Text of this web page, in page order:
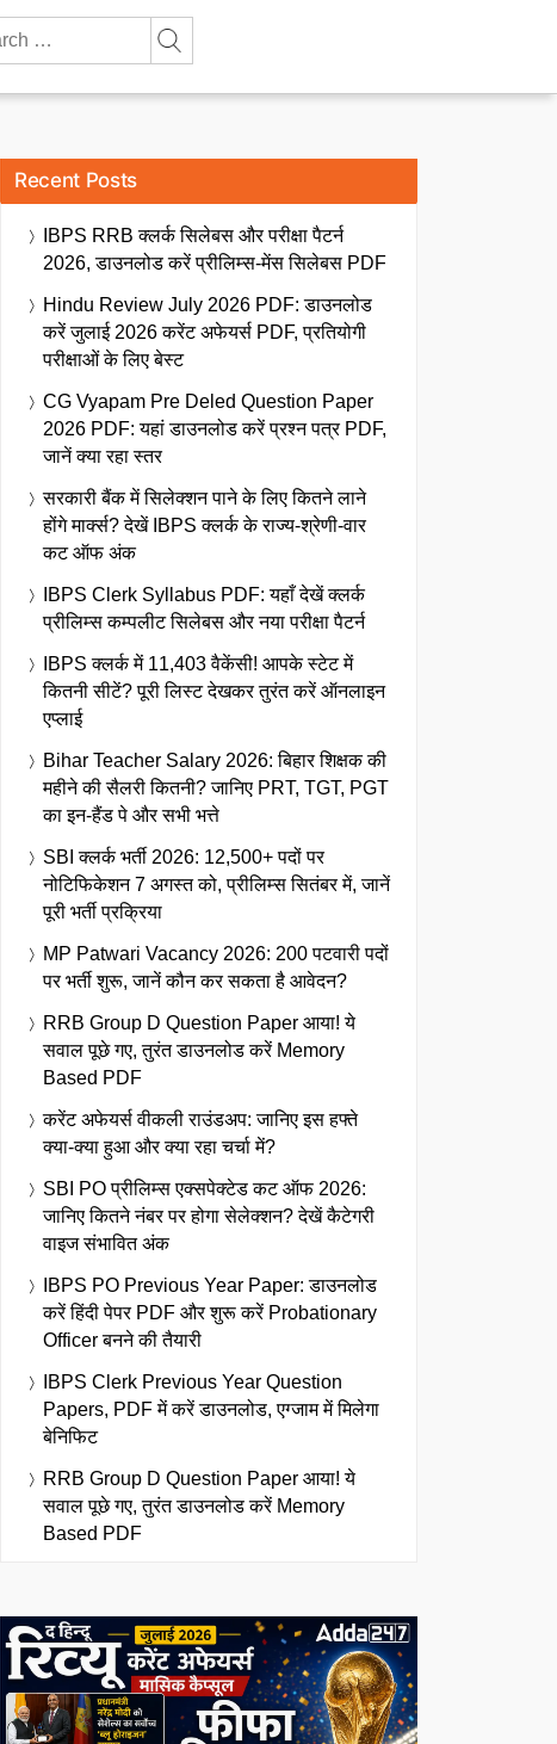
Recent Posts
IBPS RRB क्लर्क सिलेबस और परीक्षा पैटर्न
2026, डाउनलोड करें प्रीलिम्स-मेंस सिलेबस PDF
Hindu Review July 2026 PDF: डाउनलोड
करें जुलाई 2026 करेंट अफेयर्स PDF, प्रतियोगी
परीक्षाओं के लिए बेस्ट
CG Vyapam Pre Deled Question Paper
2026 PDF: यहां डाउनलोड करें प्रश्न पत्र PDF,
जानें क्या रहा स्तर
सरकारी बैंक में सिलेक्शन पाने के लिए कितने लाने
होंगे मार्क्स? देखें IBPS क्लर्क के राज्य-श्रेणी-वार
कट ऑफ अंक
IBPS Clerk Syllabus PDF: यहाँ देखें क्लर्क
प्रीलिम्स कम्पलीट सिलेबस और नया परीक्षा पैटर्न
IBPS क्लर्क में 11,403 वैकेंसी! आपके स्टेट में
कितनी सीटें? पूरी लिस्ट देखकर तुरंत करें ऑनलाइन
एप्लाई
Bihar Teacher Salary 2026: बिहार शिक्षक की
महीने की सैलरी कितनी? जानिए PRT, TGT, PGT
का इन-हैंड पे और सभी भत्ते
SBI क्लर्क भर्ती 2026: 12,500+ पदों पर
नोटिफिकेशन 7 अगस्त को, प्रीलिम्स सितंबर में, जानें
पूरी भर्ती प्रक्रिया
MP Patwari Vacancy 2026: 200 पटवारी पदों
पर भर्ती शुरू, जानें कौन कर सकता है आवेदन?
RRB Group D Question Paper आया! ये
सवाल पूछे गए, तुरंत डाउनलोड करें Memory
Based PDF
करेंट अफेयर्स वीकली राउंडअप: जानिए इस हफ्ते
क्या-क्या हुआ और क्या रहा चर्चा में?
SBI PO प्रीलिम्स एक्सपेक्टेड कट ऑफ 2026:
जानिए कितने नंबर पर होगा सेलेक्शन? देखें कैटेगरी
वाइज संभावित अंक
IBPS PO Previous Year Paper: डाउनलोड
करें हिंदी पेपर PDF और शुरू करें Probationary
Officer बनने की तैयारी
IBPS Clerk Previous Year Question
Papers, PDF में करें डाउनलोड, एग्जाम में मिलेगा
बेनिफिट
RRB Group D Question Paper आया! ये
सवाल पूछे गए, तुरंत डाउनलोड करें Memory
Based PDF